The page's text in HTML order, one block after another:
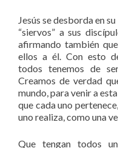
Jesús se desborda en
“siervos” a sus
afirmando también
ellos a él. Con esto
todos tenemos de
Creamos de verdad
mundo, para venir a
que cada uno
uno realiza, como una
Que tengan todos